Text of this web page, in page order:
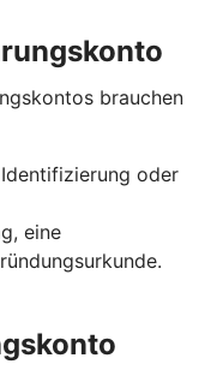
brauchen
oder
eine